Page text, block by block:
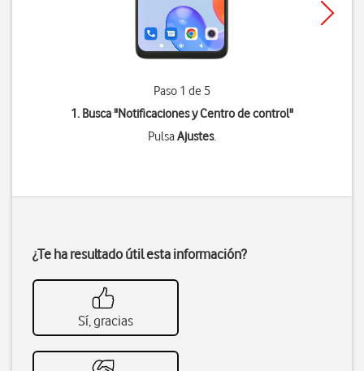
Paso 1 de 5
1. Busca "Notificaciones y Centro de control"
PulsaAjustes.
¿Te ha resultado útil esta información?
Sí, gracias